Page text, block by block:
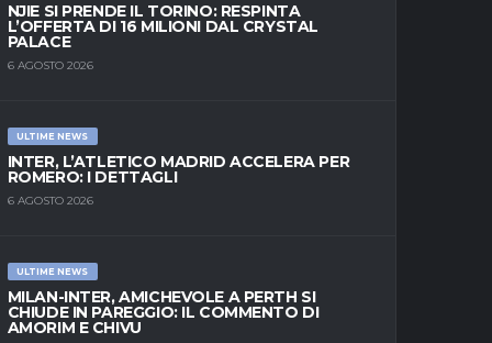
NJIE SI PRENDE IL TORINO: RESPINTA
L’OFFERTA DI 16 MILIONI DAL CRYSTAL
PALACE
6 AGOSTO 2026
ULTIME NEWS
INTER, L’ATLETICO MADRID ACCELERA PER
ROMERO: I DETTAGLI
6 AGOSTO 2026
ULTIME NEWS
MILAN-INTER, AMICHEVOLE A PERTH SI
CHIUDE IN PAREGGIO: IL COMMENTO DI
AMORIM E CHIVU